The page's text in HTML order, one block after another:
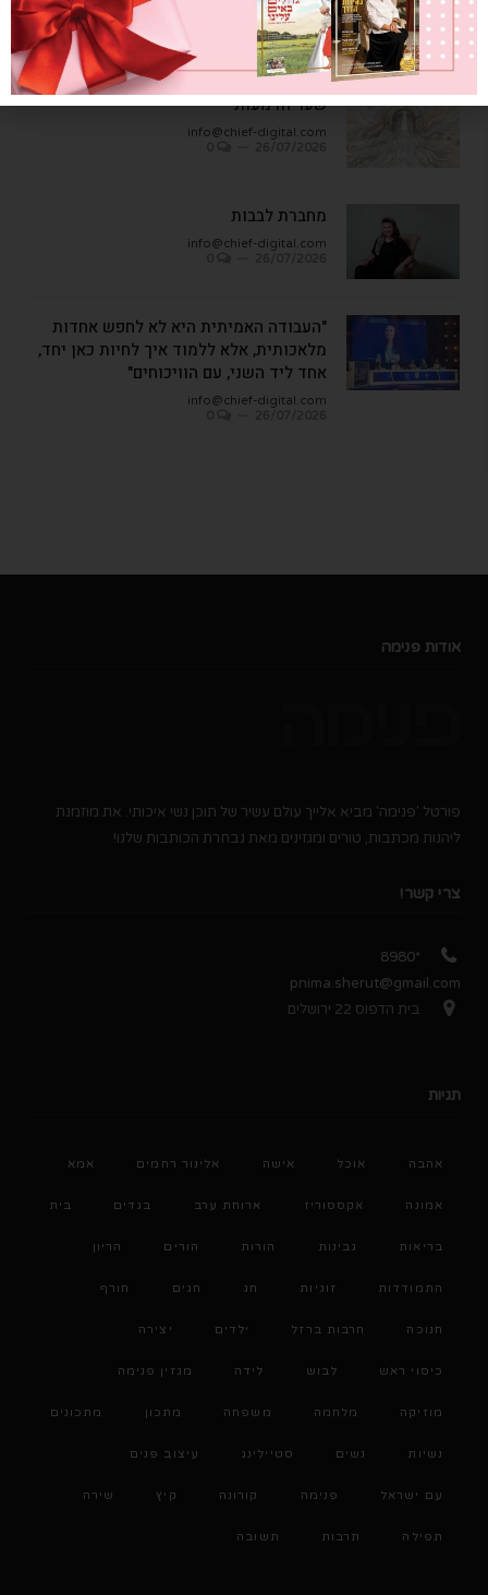
משפחתית
info@chief-digital.com
26/07/2026
שער הדמעות
info@chief-digital.com
מחברת לבבות
info@chief-digital.com
"העבודה האמיתית היא לא לחפש אחדות
מלאכותית, אלא ללמוד איך לחיות כאן יחד,
אחד ליד השני, עם הוויכוחים"
info@chief-digital.com
אודות פנימה
פורטל 'פנימה' מביא אלייך עולם עשיר של תוכן נשי איכותי. את מוזמנת
ליהנות מכתבות, טורים ומגזינים מאת נבחרת הכותבות שלנו!
צרי קשר!
*8980
pnima.sherut@gmail.com
בית הדפוס 22 ירושלים
תגיות
אהבה אוכל אישה אלינור רחמים אמא
אמונה אקססוריז ארוחת ערב בגדים בית
בריאות גבינות הורות הורים הריון
התמודדות זוגיות חג חגים חורף
חנוכה חרבות ברזל ילדים יצירה
כיסוי ראש לבוש לידה מגזין פנימה
מוזיקה מלחמה משפחה מתכון מתכונים
נשיות נשים סטיילינג עיצוב פנים
עם ישראל פנימה קורונה קיץ שירה
תפילה תרבות תשובה